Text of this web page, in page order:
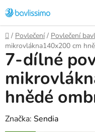
na
obsah
Domů
/ Povlečení / Povlečení
mikrovlákna140x200 cm
7-dílné
hnědé
Značka: Sendia